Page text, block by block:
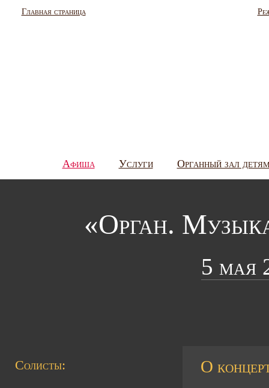
Главная страница
Афиша Услуги Органный зал
«Орган.
5 мая
Солисты: О